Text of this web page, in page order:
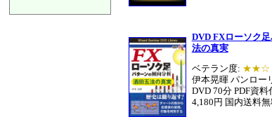
DVD FXローソク
法の真実
ベテラン度: ★★☆
伊本晃暉 パンロー
DVD 70分 PDF資
4,180円 国内送料